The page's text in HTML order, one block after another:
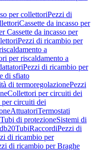
per collettoriPezzi di
Cassette da incasso per
Cassette da incasso per
Pezzi di ricambio per
a
per riscaldamento a
Pezzi di ricambio per
di sfiato
di termoregolazionePezzi
Collettori per circuiti dei
circuiti dei
AttuatoriTermostati
Tubi di protezioneSistemi di
TubiRaccordiPezzi di
di ricambio per
di ricambio per Braghe